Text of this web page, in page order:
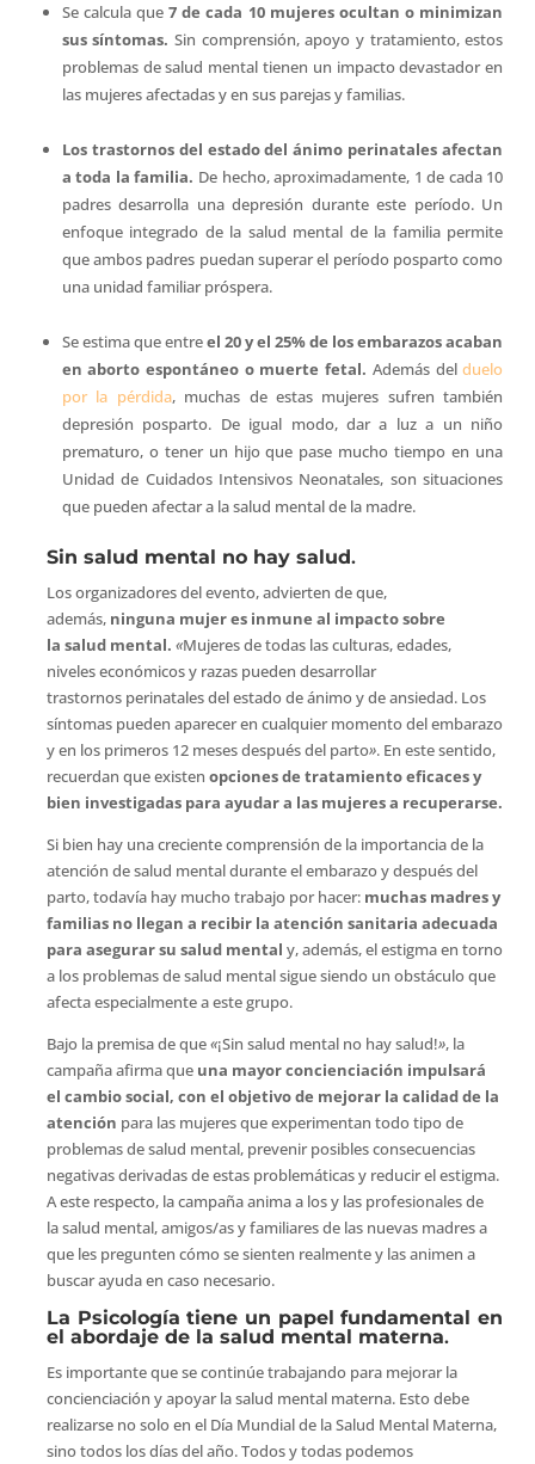
Se calcula que7 de cada 10 mujeres ocultan o minimizan
sus síntomas.Sin comprensión, apoyo y tratamiento, estos
problemas de salud mental tienen un impacto devastador en
las mujeres afectadas y en sus parejas y familias.
Los trastornos del estado del ánimo perinatales afectan
a toda la familia. De hecho, aproximadamente, 1 de cada 10
padres desarrolla una depresión durante este período. Un
enfoque integrado de la salud mental de la familia permite
que ambos padres puedan superar el período posparto como
una unidad familiar próspera.
Se estima que entreel 20 y el 25% de los embarazos acaban
en aborto espontáneo o muerte fetal. Además delduelo
por la pérdida, muchas de estas mujeres sufren también
depresión posparto. De igual modo, dar a luz a un niño
prematuro, o tener un hijo que pase mucho tiempo en una
Unidad de Cuidados Intensivos Neonatales, son situaciones
que pueden afectar a la salud mental de la madre.
Sin salud mental no hay salud.
Los organizadores del evento, advierten de que,
además, ninguna mujer es inmune al impacto sobre
la salud mental. «Mujeres de todas las culturas, edades,
niveles económicos y razas pueden desarrollar
trastornos perinatales del estado de ánimo y de ansiedad. Los
síntomas pueden aparecer en cualquier momento del embarazo
y en los primeros 12 meses después del parto». En este sentido,
recuerdan que existen opciones de tratamiento eficaces y
bien investigadas para ayudar a las mujeres a recuperarse.
Si bien hay una creciente comprensión de la importancia de la
atención de salud mental durante el embarazo y después del
parto, todavía hay mucho trabajo por hacer: muchas madres y
familias no llegan a recibir la atención sanitaria adecuada
para asegurar su salud mental y, además, el estigma en torno
a los problemas de salud mental sigue siendo un obstáculo que
afecta especialmente a este grupo.
Bajo la premisa de que«¡Sin salud mental no hay salud!», la
campaña afirma que una mayor concienciación impulsará
el cambio social, con el objetivo de mejorar la calidad de la
atención para las mujeres que experimentan todo tipo de
problemas de salud mental, prevenir posibles consecuencias
negativas derivadas de estas problemáticas y reducir el estigma.
A este respecto, la campaña anima a los y las profesionales de
la salud mental, amigos/as y familiares de las nuevas madres a
que les pregunten cómo se sienten realmente y las animen a
buscar ayuda en caso necesario.
La Psicología tiene un papel fundamental en
el abordaje de la salud mental materna.
Es importante que se continúe trabajando para mejorar la
concienciación y apoyar la salud mental materna. Esto debe
realizarse no solo en el Día Mundial de la Salud Mental Materna,
sino todos los días del año. Todos y todas podemos